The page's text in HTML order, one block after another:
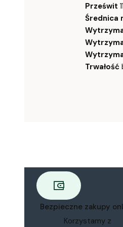
Prześwit
Średnica
Trwałość
Bezpieczne zakupy
Korzystamy z